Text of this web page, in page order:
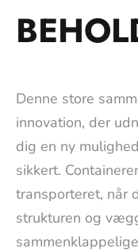
Denne store
innovation, der
dig en ny
sikkert.
transporteret, når
strukturen og